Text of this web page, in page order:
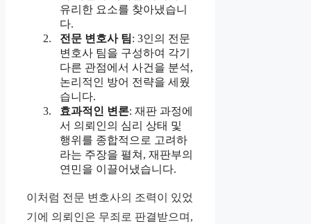
유리한 요소를 찾아냈습니
다.
전문 변호사 팀: 3인의 전문
변호사 팀을 구성하여 각기
다른 관점에서 사건을 분석,
논리적인 방어 전략을 세웠
습니다.
효과적인 변론: 재판 과정에
서 의뢰인의 심리 상태 및
행위를 종합적으로 고려하
라는 주장을 펼쳐, 재판부의
연민을 이끌어냈습니다.
이처럼 전문 변호사의 조력이 있었
기에 의뢰인은 무죄로 판결받으며,